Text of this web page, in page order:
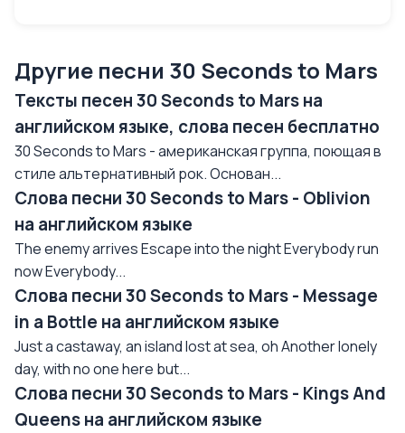
Другие песни 30 Seconds to Mars
Тексты песен 30 Seconds to Mars на
английском языке, слова песен бесплатно
30 Seconds to Mars - американская группа, поющая в
стиле альтернативный рок. Основан...
Слова песни 30 Seconds to Mars - Oblivion
на английском языке
The enemy arrives Escape into the night Everybody run
now Everybody...
Слова песни 30 Seconds to Mars - Message
in a Bottle на английском языке
Just a castaway, an island lost at sea, oh Another lonely
day, with no one here but...
Слова песни 30 Seconds to Mars - Kings And
Queens на английском языке